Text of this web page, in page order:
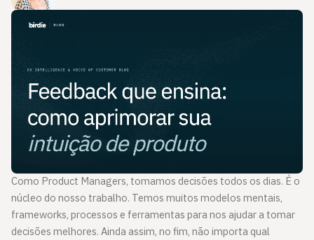
Como Product Managers, tomamos decisões todos os dias. É o
núcleo do nosso trabalho. Temos muitos modelos mentais,
frameworks, processos e ferramentas para nos ajudar a tomar
decisões melhores. Ainda assim, no fim, não importa qual